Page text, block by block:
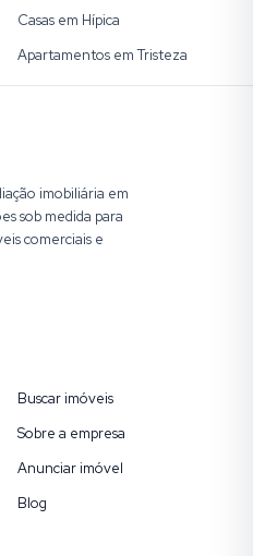
Casas em Hípica
Apartamentos em Tristeza
imobiliária em
sob medida para
comerciais e
Buscar imóveis
Sobre a empresa
Anunciar imóvel
Blog